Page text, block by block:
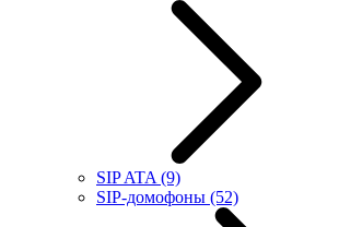
SIP ATA (9)
SIP-домофоны (52)